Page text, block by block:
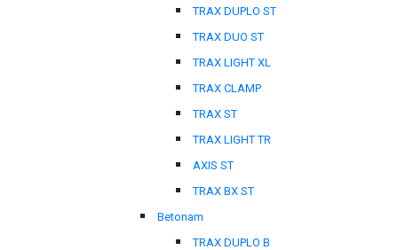
TRAX DUPLO ST
TRAX DUO ST
TRAX LIGHT XL
TRAX CLAMP
TRAX ST
TRAX LIGHT TR
AXIS ST
TRAX BX ST
Betonam
TRAX DUPLO B